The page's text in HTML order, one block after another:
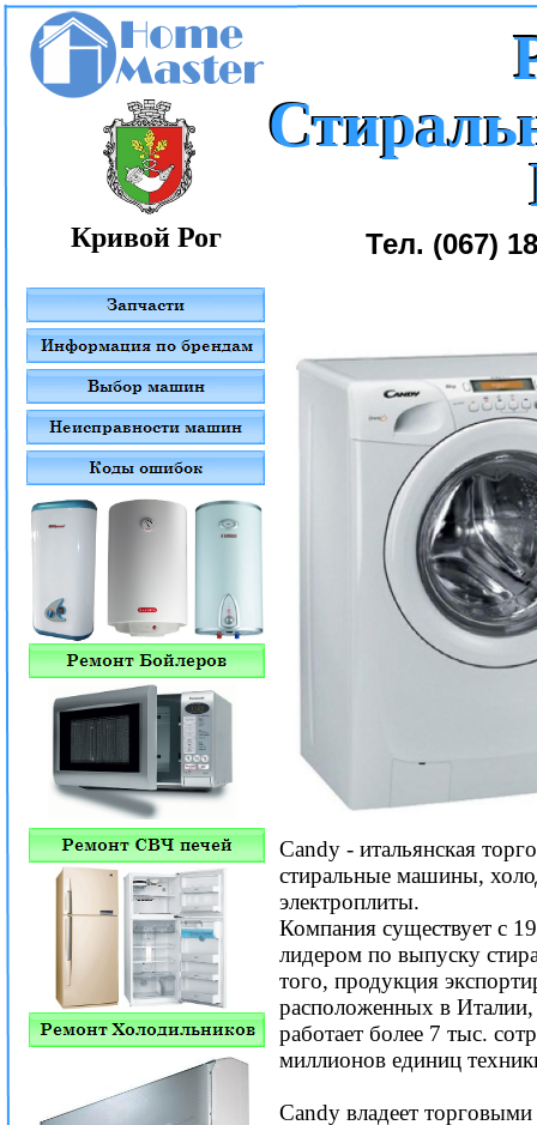
Candy - итальянская
стиральные машины,
электроплиты.
Компания существует с
лидером по выпуску
того, продукция
расположенных в
работает более 7 тыс.
миллионов единиц
Candy владеет
Кривой Рог Тел. (067)